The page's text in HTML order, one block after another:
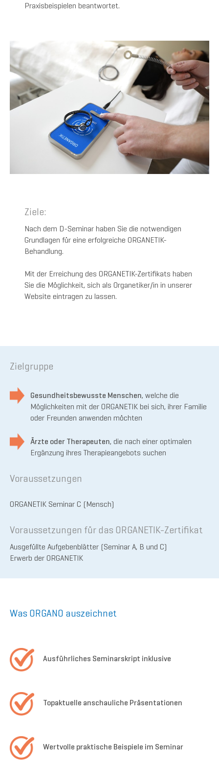
Praxisbeispielen beantwortet.
Ziele:
Nach dem D-Seminar haben Sie die notwendigen
Grundlagen für eine erfolgreiche ORGANETIK-
Behandlung.
Mit der Erreichung des ORGANETIK-Zertifikats haben
Sie die Möglichkeit, sich als Organetiker/in in unserer
Website eintragen zu lassen.
Zielgruppe
Gesundheitsbewusste Menschen, welche die
Möglichkeiten mit der ORGANETIK bei sich, ihrer Familie
oder Freunden anwenden möchten
Ärzte oder Therapeuten, die nach einer optimalen
Ergänzung ihres Therapieangebots suchen
Voraussetzungen
ORGANETIK Seminar C (Mensch)
Voraussetzungen für das ORGANETIK-Zertifikat
Ausgefüllte Aufgebenblätter (Seminar A, B und C)
Erwerb der ORGANETIK
Was ORGANO auszeichnet
Ausführliches Seminarskript inklusive
Topaktuelle anschauliche Präsentationen
Wertvolle praktische Beispiele im Seminar